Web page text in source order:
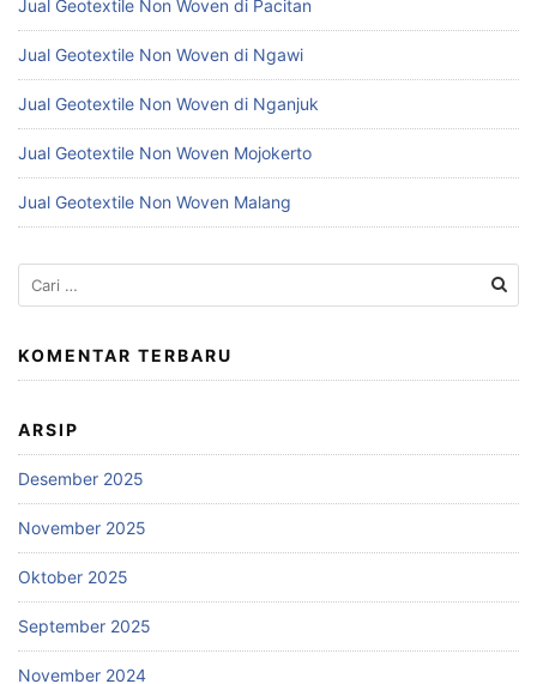
Jual Geotextile Non Woven di Pacitan
Jual Geotextile Non Woven di Ngawi
Jual Geotextile Non Woven di Nganjuk
Jual Geotextile Non Woven Mojokerto
Jual Geotextile Non Woven Malang
Cari
untuk:
KOMENTAR TERBARU
ARSIP
Desember 2025
November 2025
Oktober 2025
September 2025
November 2024